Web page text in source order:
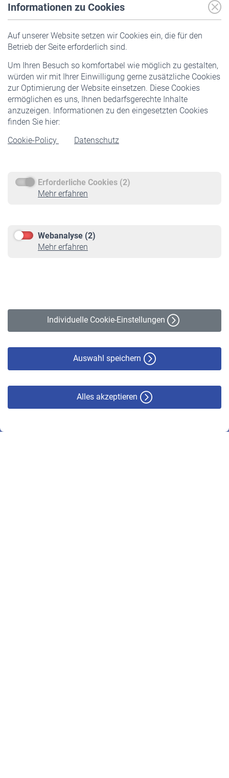
Informationen zu Cookies
Auf unserer Website setzen wir Cookies ein, die für den
Betrieb der Seite erforderlich sind.
Um Ihren Besuch so komfortabel wie möglich zu gestalten,
würden wir mit Ihrer Einwilligung gerne zusätzliche Cookies
zur Optimierung der Website einsetzen. Diese Cookies
ermöglichen es uns, Ihnen bedarfsgerechte Inhalte
anzuzeigen. Informationen zu den eingesetzten Cookies
finden Sie hier:
Cookie-Policy
Datenschutz
Erforderliche Cookies (2)
Mehr erfahren
Webanalyse (2)
Mehr erfahren
Individuelle Cookie-Einstellungen
Auswahl speichern
Alles akzeptieren
Pflichtversicherung
Staatliche Förderung
Veranstaltungen
Rentner
Rentenbeginn
Rente beantragen
Service
Informationen
Online-Rechner
VBLnewsletter
Erklärung zur Barrierefreiheit
© VBL 2026